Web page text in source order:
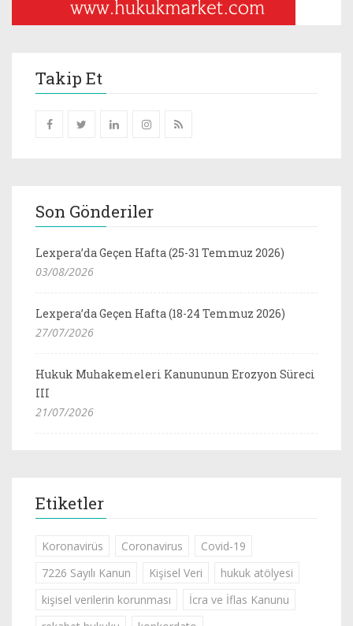
Takip Et
Son Gönderiler
Lexpera’da Geçen Hafta (25-31 Temmuz 2026)
03/08/2026
Lexpera’da Geçen Hafta (18-24 Temmuz 2026)
27/07/2026
Hukuk Muhakemeleri Kanununun Erozyon Süreci
III
21/07/2026
Etiketler
Koronavirüs Coronavirus
Covid-19
7226 Sayılı Kanun
Kişisel Veri
hukuk atölyesi
kişisel verilerin korunması
İcra ve İflas Kanunu